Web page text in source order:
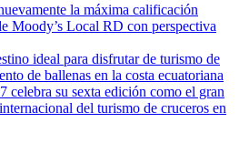
la máxima calificación
Moody’s Local RD con perspectiva
ideal para disfrutar de turismo de
de ballenas en la costa ecuatoriana
celebra su sexta edición como el gran
del turismo de cruceros en